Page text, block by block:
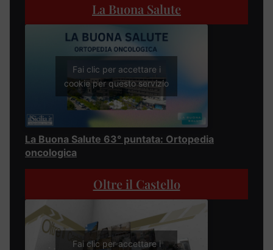
La Buona Salute
Fai clic per accettare i
cookie per questo servizio
La Buona Salute 63° puntata: Ortopedia
oncologica
Oltre il Castello
Fai clic per accettare i